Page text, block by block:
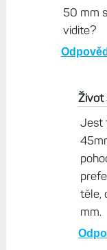
50 mm
vidite?
Život
Jest
těle,
mm.